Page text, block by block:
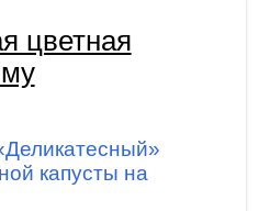
цветная
капусты на